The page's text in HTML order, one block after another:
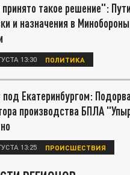
такое решение":
и назначения в
13:30 ПОЛИТИКА
под Екатеринбургом:
производства БПЛА
13:25 ПРОИСШЕСТВИЯ